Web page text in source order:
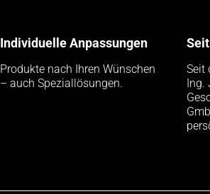
Individuelle Anpassungen
Produkte nach Ihren Wünschen
– auch Speziallösungen.
Seit